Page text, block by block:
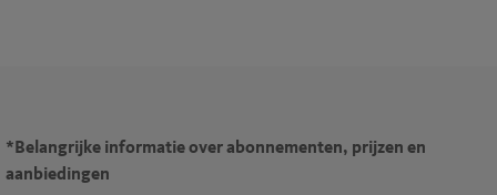
*Belangrijke informatie over abonnementen, prijzen en
aanbiedingen